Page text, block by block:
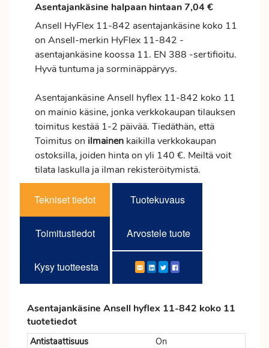
Asentajankäsine halpaan hintaan 7,04 €
Ansell HyFlex 11-842 asentajankäsine koko 11
on Ansell-merkin HyFlex 11-842 -
asentajankäsine koossa 11. EN 388 -sertifioitu.
Hyvä tuntuma ja sorminäppäryys.
Asentajankäsine Ansell hyflex 11-842 koko 11
on mainio käsine, jonka verkkokaupan tilauksen
toimitus kestää 1-2 päivää. Tiedäthän, että
Toimitus on ilmainen kaikilla verkkokaupan
ostoksilla, joiden hinta on yli 140 €. Meiltä voit
tilata laskulla ja ilman rekisteröitymistä.
Tekniset tiedot Tuotekuvaus
Toimitustiedot Arvostele tuote
Kysy tuotteesta
Asentajankäsine Ansell hyflex 11-842 koko 11
tuotetiedot
Antistaattisuus
On